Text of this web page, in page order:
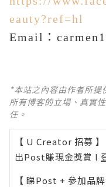
eauty?ref=hl
Email ：
*本站之內容由作者所
所有博客的立場、真實
任。
【 U Creator 招募 】
出Post賺現金獎賞 l
【 睇Post + 參加品牌